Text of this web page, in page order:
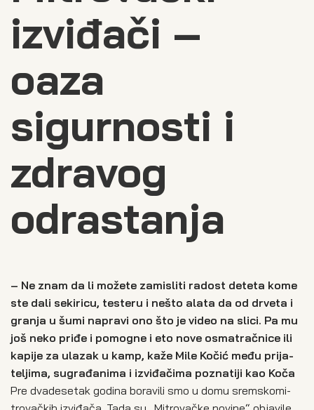
izviđači –
oaza
sigurnosti i
zdravog
odrastanja
– Ne znam da li može­te zami­sli­ti radost dete­ta kome
ste dali seki­ri­cu, teste­ru i nešto ala­ta da od drve­ta i
gra­nja u šumi napra­vi ono što je video na sli­ci. Pa mu
još neko pri­đe i pomog­ne i eto nove osma­trač­ni­ce ili
kapi­je za ula­zak u kamp, kaže Mile Kočić među pri­ja­
te­lji­ma, sugra­đa­ni­ma i izvi­đa­či­ma pozna­ti­ji kao Koča
Pre dva­de­se­tak godi­na bora­vi­li smo u domu srem­sko­mi­